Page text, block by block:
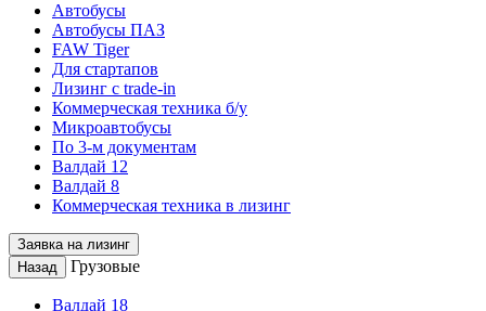
Автобусы
Автобусы ПАЗ
FAW Tiger
Для стартапов
Лизинг с trade-in
Коммерческая техника б/у
Микроавтобусы
По 3-м документам
Валдай 12
Валдай 8
Коммерческая техника в лизинг
Заявка на лизинг
Назад
Грузовые
Валдай 18